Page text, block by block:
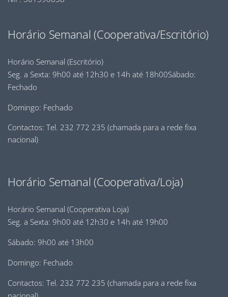
Horário Semanal (Cooperativa/Escritório)
Horário Semanal (Escritório)
Seg. a Sexta: 9h00 até 12h30 e 14h até 18h00Sábado:
Fechado
Domingo: Fechado
Contactos: Tel. 232 772 235 (chamada para a rede fixa
nacional)
Horário Semanal (Cooperativa/Loja)
Horário Semanal (Cooperativa Loja)
Seg. a Sexta: 9h00 até 12h30 e 14h até 19h00
Sábado: 9h00 até 13h00
Domingo: Fechado
Contactos: Tel. 232 772 235 (chamada para a rede fixa